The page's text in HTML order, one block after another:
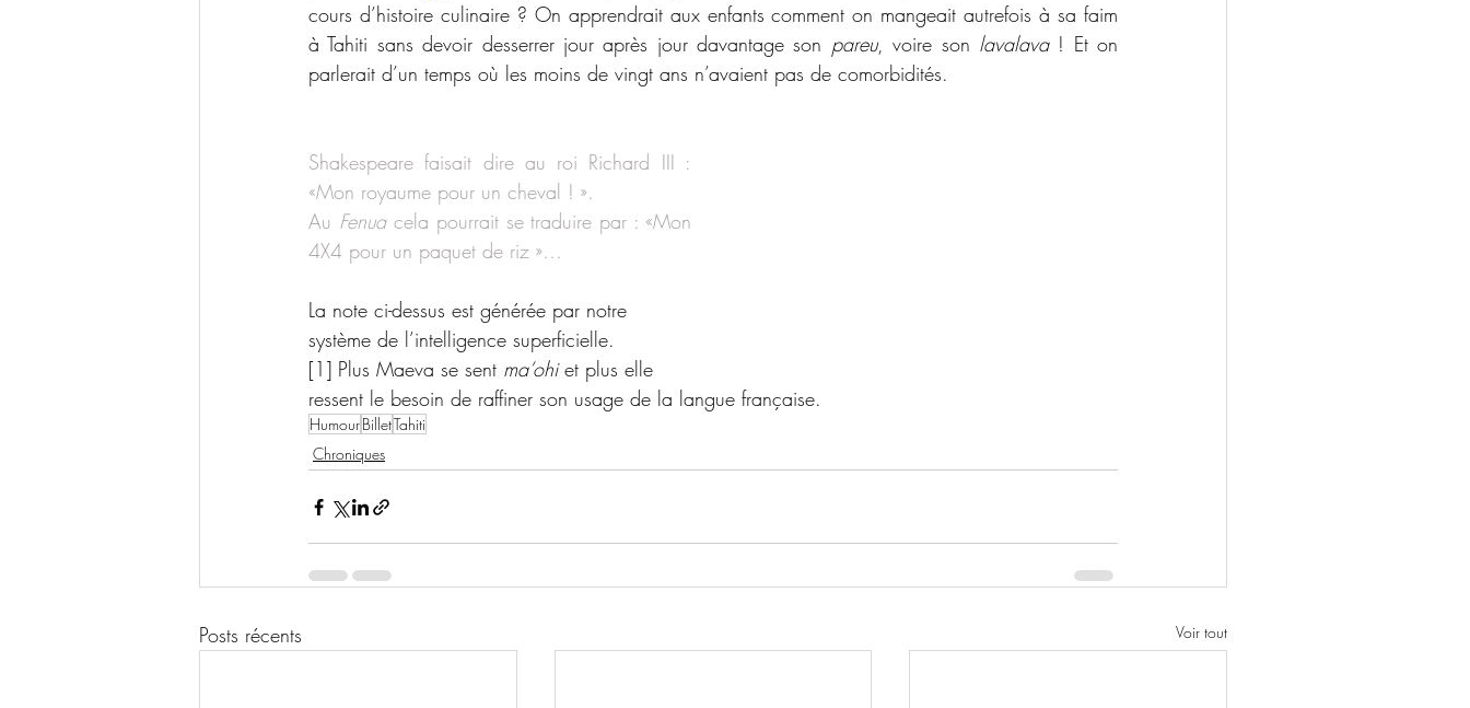
cours d’histoire culinaire ? On apprendrait aux enfants comment on mangeait autrefois à sa faim
à Tahiti sans devoir desserrer jour après jour davantage son pareu, voire son lavalava ! Et on
parlerait d’un temps où les moins de vingt ans n’avaient pas de comorbidités.
Shakespeare faisait dire au roi Richard III :
«Mon royaume pour un cheval ! ».
Au Fenua cela pourrait se traduire par : «Mon
4X4 pour un paquet de riz »…
La note ci-dessus est générée par notre
système de l’intelligence superficielle.
[1] Plus Maeva se sent ma’ohi et plus elle
ressent le besoin de raffiner son usage de la langue française.
HumourBilletTahiti
Chroniques
Posts récents Voir tout